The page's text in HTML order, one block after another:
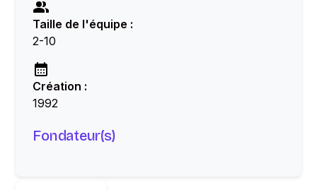
Taille de l'équipe :
2-10
Création :
1992
Fondateur(s)